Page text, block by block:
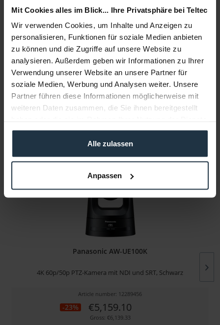
Mit Cookies alles im Blick... Ihre Privatsphäre bei Teltec
Wir verwenden Cookies, um Inhalte und Anzeigen zu
personalisieren, Funktionen für soziale Medien anbieten
zu können und die Zugriffe auf unsere Website zu
analysieren. Außerdem geben wir Informationen zu Ihrer
Verwendung unserer Website an unsere Partner für
soziale Medien, Werbung und Analysen weiter. Unsere
Partner führen diese Informationen möglicherweise mit
weiteren Daten zusammen, die Sie ihnen bereitgestellt
gesammelt haben.
Alle zulassen
Anpassen
Accessories
35
Accessories and recommendations
Consultation
Media
Manufacturer & Product Safety Information
More articles from +++ Panasonic +++ look at
Panasonic AW-UE100K
4K 60p/50p PTZ-Kamera mit NDI und SRT, Schwarz
Article number: 12289456
-23% €5,159.10
Gross: €6,139.33